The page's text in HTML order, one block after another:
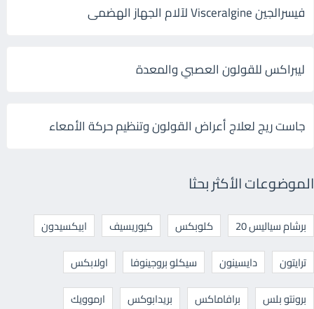
فيسرالجين Visceralgine لآلام الجهاز الهضمى
ليبراكس للقولون العصبي والمعدة
جاست ريج لعلاج أعراض القولون وتنظيم حركة الأمعاء
الموضوعات الأكثر بحثا
برشام سياليس 20 كلوبكس كيوريسيف
ابيكسيدون
ترايتون
دايسينون سيكلو بروجينوفا
اولابكس
برونتو بلس
برافاماكس بريدابوكس
ارموويك